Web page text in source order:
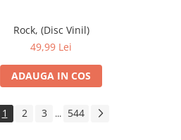
Rock, (Disc Vinil)
49,99 Lei
ADAUGA IN COS
1 2 3 ... 544